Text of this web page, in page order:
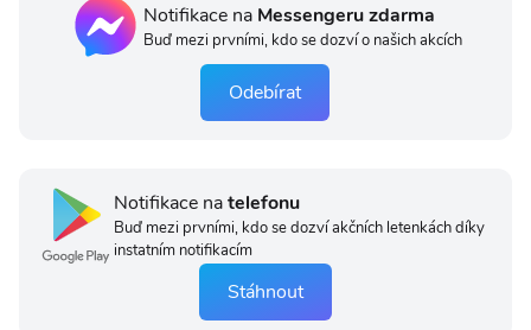
Notifikace na Messengeru zdarma
Buď mezi prvními, kdo se dozví o našich akcích
Odebírat
Notifikace natelefonu
Buď mezi prvními, kdo se dozví akčních letenkách díky
instatním notifikacím
Stáhnout